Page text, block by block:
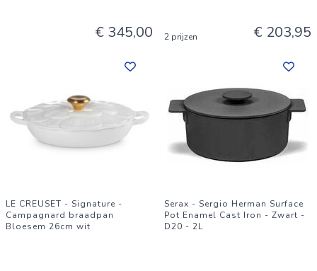
€ 345,00 2 prijzen € 203,95
LE CREUSET - Signature -
Campagnard braadpan
Bloesem 26cm wit
Serax - Sergio Herman Surface
Pot Enamel Cast Iron - Zwart -
D20 - 2L